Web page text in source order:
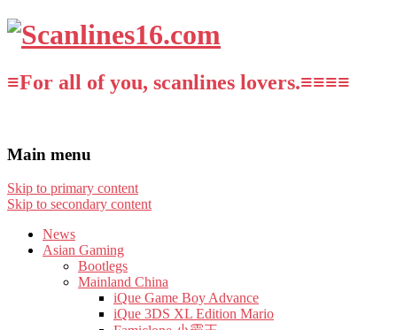
≡For all of you, scanlines lovers.≡≡≡≡
Main menu
Skip to primary content
Skip to secondary content
News
Asian Gaming
Bootlegs
Mainland China
iQue Game Boy Advance
iQue 3DS XL Edition Mario